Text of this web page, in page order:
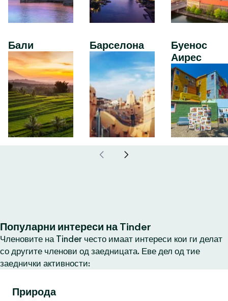
Бали Барселона
Буенос
Аирес
Популарни интереси на Tinder
Членовите на Tinder често имаат интереси кои ги делат
со другите членови од заедницата. Еве дел од тие
заеднички активности:
Природа